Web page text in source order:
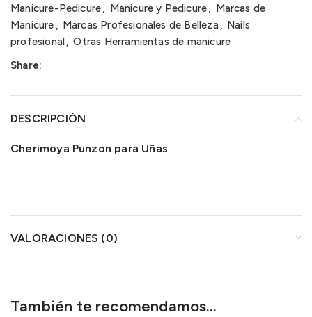
Manicure-Pedicure, Manicure y Pedicure, Marcas de
Manicure , Marcas Profesionales de Belleza, Nails
profesional, Otras Herramientas de manicure
Share:
DESCRIPCIÓN
Cherimoya Punzon para Uñas
VALORACIONES (0)
También te recomendamos…